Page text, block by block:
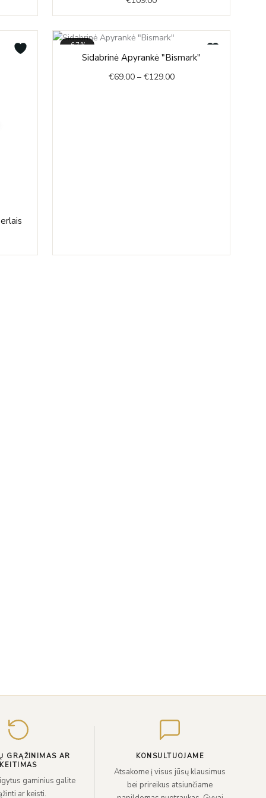
-67%
Sidabrinė Apyrankė "Bismark"
€69.00 – €129.00
range:
€69.00
GRĄŽINIMAS AR
KEITIMAS
gaminius galite
ar keisti.
KONSULTUOJAME
Atsakome į visus jūsų klausimus
bei prireikus atsiunčiame